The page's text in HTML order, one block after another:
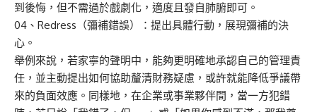
到後悔，但不需過於戲劇化，適度且發自肺腑即可。
04、Redress（彌補錯誤）：提出具體行動，展現彌補的決
心。
舉例來說，若家寧的聲明中，能夠更明確地承認自己的管理責
任，並主動提出如何協助釐清財務疑慮，或許就能降低爭議帶
來的負面效應。同樣地，在企業或事業夥伴間，當一方犯錯